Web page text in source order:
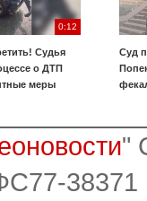
0:12
Судья
о ДТП
меры
Суд
"
38371